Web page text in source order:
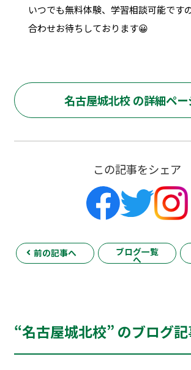
いつでも無料体験、学習相談可能です
合わせお待ちしております😀
名古屋城北校 の詳細ペ
この記事をシェア
前の記事へ ブログ一覧
へ
“名古屋城北校” のブログ